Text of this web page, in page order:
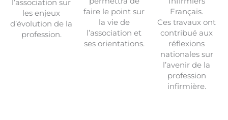
l’association sur
les enjeux
d’évolution de la
profession.
faire le point sur
la vie de
l’association et
ses orientations.
Français.
Ces travaux ont
contribué aux
réflexions
nationales sur
l’avenir de la
profession
infirmière.